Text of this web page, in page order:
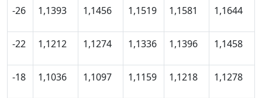
-26 1,1393 1,1456 1,1519 1,1581 1,1644
-22 1,1212 1,1274 1,1336 1,1396 1,1458
-18 1,1036 1,1097 1,1159 1,1218 1,1278